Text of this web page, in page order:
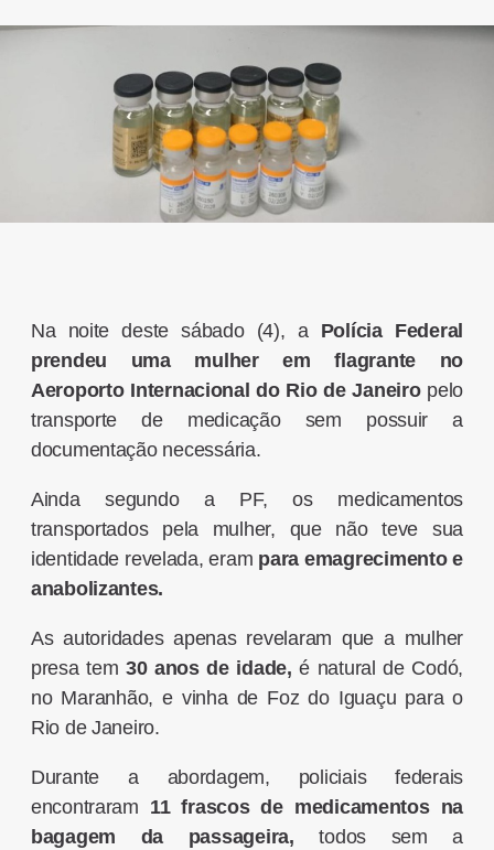
Na noite deste sábado (4), a Polícia Federal
prendeu uma mulher em flagrante no
Aeroporto Internacional do Rio de Janeiro pelo
transporte de medicação sem possuir a
documentação necessária.
Ainda segundo a PF, os medicamentos
transportados pela mulher, que não teve sua
identidade revelada, eram para emagrecimento e
anabolizantes.
As autoridades apenas revelaram que a mulher
presa tem 30 anos de idade, é natural de Codó,
no Maranhão, e vinha de Foz do Iguaçu para o
Rio de Janeiro.
Durante a abordagem, policiais federais
encontraram 11 frascos de medicamentos na
bagagem da passageira, todos sem a